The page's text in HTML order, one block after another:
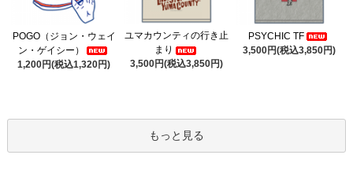
POGO（ジョン・ウェイ
ン・ゲイシー）
1,200円(税込1,320円)
ユマカウンティの行き止
まり
3,500円(税込3,850円)
PSYCHIC TF
3,500円(税込3,850円)
もっと見る